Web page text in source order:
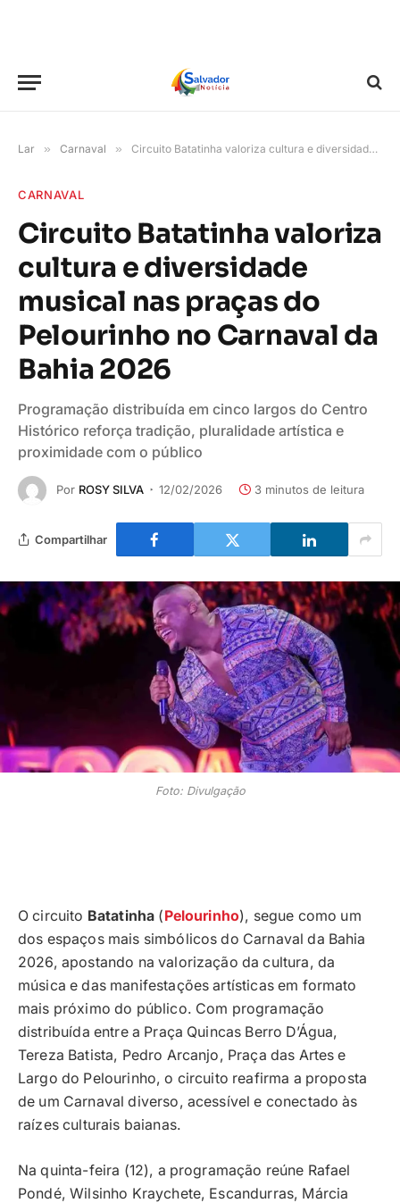
Lar » Carnaval » Circuito Batatinha valoriza cultura e diversidade musical nas praças do Pelourinho no Carnaval da Bahia 2026
CARNAVAL
Circuito Batatinha valoriza
cultura e diversidade
musical nas praças do
Pelourinho no Carnaval da
Bahia 2026
Programação distribuída em cinco largos do Centro
Histórico reforça tradição, pluralidade artística e
proximidade com o público
Por ROSY SILVA 12/02/2026 3 minutos de leitura
Compartilhar
Foto: Divulgação
O circuito Batatinha (Pelourinho), segue como um
dos espaços mais simbólicos do Carnaval da Bahia
2026, apostando na valorização da cultura, da
música e das manifestações artísticas em formato
mais próximo do público. Com programação
distribuída entre a Praça Quincas Berro D’Água,
Tereza Batista, Pedro Arcanjo, Praça das Artes e
Largo do Pelourinho, o circuito reafirma a proposta
de um Carnaval diverso, acessível e conectado às
raízes culturais baianas.
Na quinta-feira (12), a programação reúne Rafael
Pondé, Wilsinho Kraychete, Escandurras, Márcia